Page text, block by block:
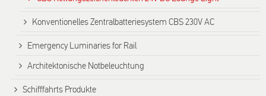
Konventionelles Zentralbatteriesystem CBS 230V AC
Emergency Luminaries for Rail
Architektonische Notbeleuchtung
Schifffahrts Produkte